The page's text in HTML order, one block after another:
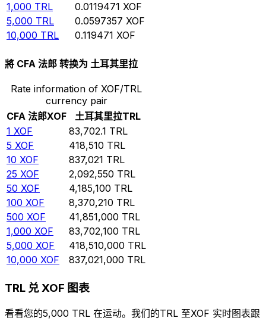
1,000 TRL 0.0119471 XOF
5,000 TRL 0.0597357 XOF
10,000 TRL 0.119471 XOF
將 CFA 法郎 转换为 土耳其里拉
Rate information of XOF/TRL
currency pair
CFA 法郎XOF 土耳其里拉TRL
1 XOF 83,702.1 TRL
5 XOF 418,510 TRL
10 XOF 837,021 TRL
25 XOF 2,092,550 TRL
50 XOF 4,185,100 TRL
100 XOF 8,370,210 TRL
500 XOF 41,851,000 TRL
1,000 XOF 83,702,100 TRL
5,000 XOF 418,510,000 TRL
10,000 XOF 837,021,000 TRL
TRL 兑 XOF 图表
看看您的5,000 TRL 在运动。我们的TRL 至XOF 实时图表跟